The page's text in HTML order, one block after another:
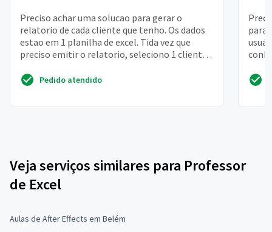
Preciso achar uma solucao para gerar o
relatorio de cada cliente que tenho. Os dados
estao em 1 planilha de excel. Tida vez que
preciso emitir o relatorio, seleciono 1 cliente
Pedido atendido
para
Veja serviços similares para Professor
de Excel
Aulas de After Effects em Belém